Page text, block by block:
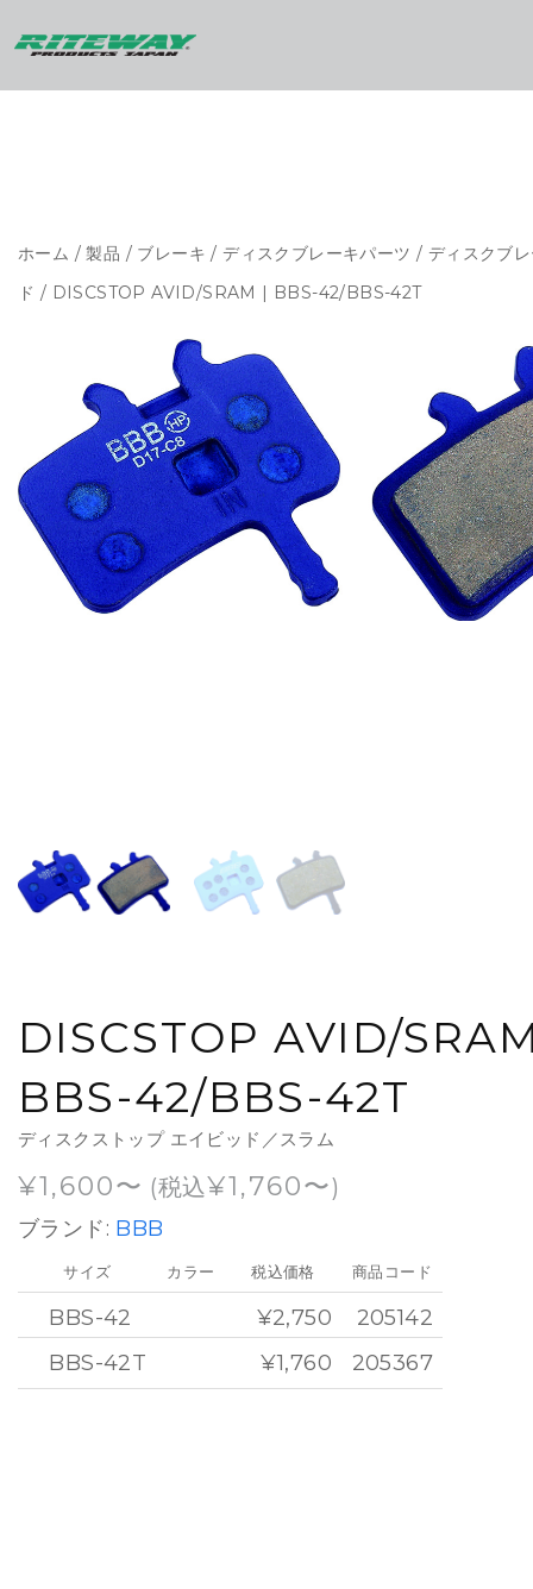
ホーム /製品 / ブレーキ /ディスクブレーキパーツ / ディスクブ
ド / DISCSTOP AVID/SRAM | BBS-42/BBS-42T
DISCSTOP AVID/
BBS-42/BBS-42T
ディスクストップ エイビッド／スラム
¥1,600 (税込¥1,760 )
ブランド: BBB
サイズ
BBS-42
BBS-42T
カラー 税込価格
¥2,750
¥1,760
商品コード
205142
205367